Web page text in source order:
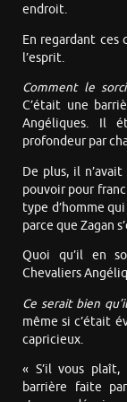
endroit.
En regardant ces
l’esprit.
Comment le
C’était une
Angéliques. Il
profondeur par
De plus, il
pouvoir pour
type d’homme
parce que Zagan
Quoi qu’il en
Chevaliers
Ce serait bien
même si c’était
capricieux.
« S’il vous plaît,
barrière faite